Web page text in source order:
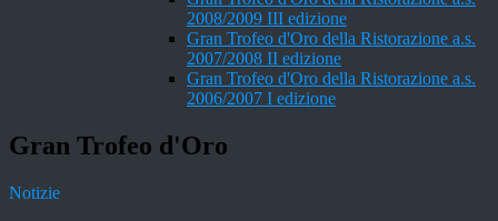
2008/2009 III edizione
Gran Trofeo d'Oro della Ristorazione a.s.
2007/2008 II edizione
Gran Trofeo d'Oro della Ristorazione a.s.
2006/2007 I edizione
Gran Trofeo d'Oro
Notizie